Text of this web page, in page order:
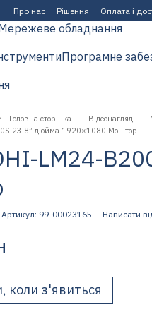
Про нас Рішення Оплата і
обладнання
Програмне
Головна сторінка Відеонагляд
23.8” дюйма 1920×1080 Монітор
LM24-
Артикул: 99-00023165 Написати
коли з'явиться